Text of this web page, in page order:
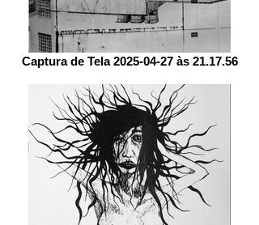
Captura de Tela 2025-04-27 às 21.17.56